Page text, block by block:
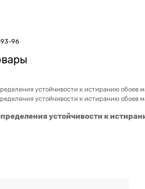
96
устойчивости к